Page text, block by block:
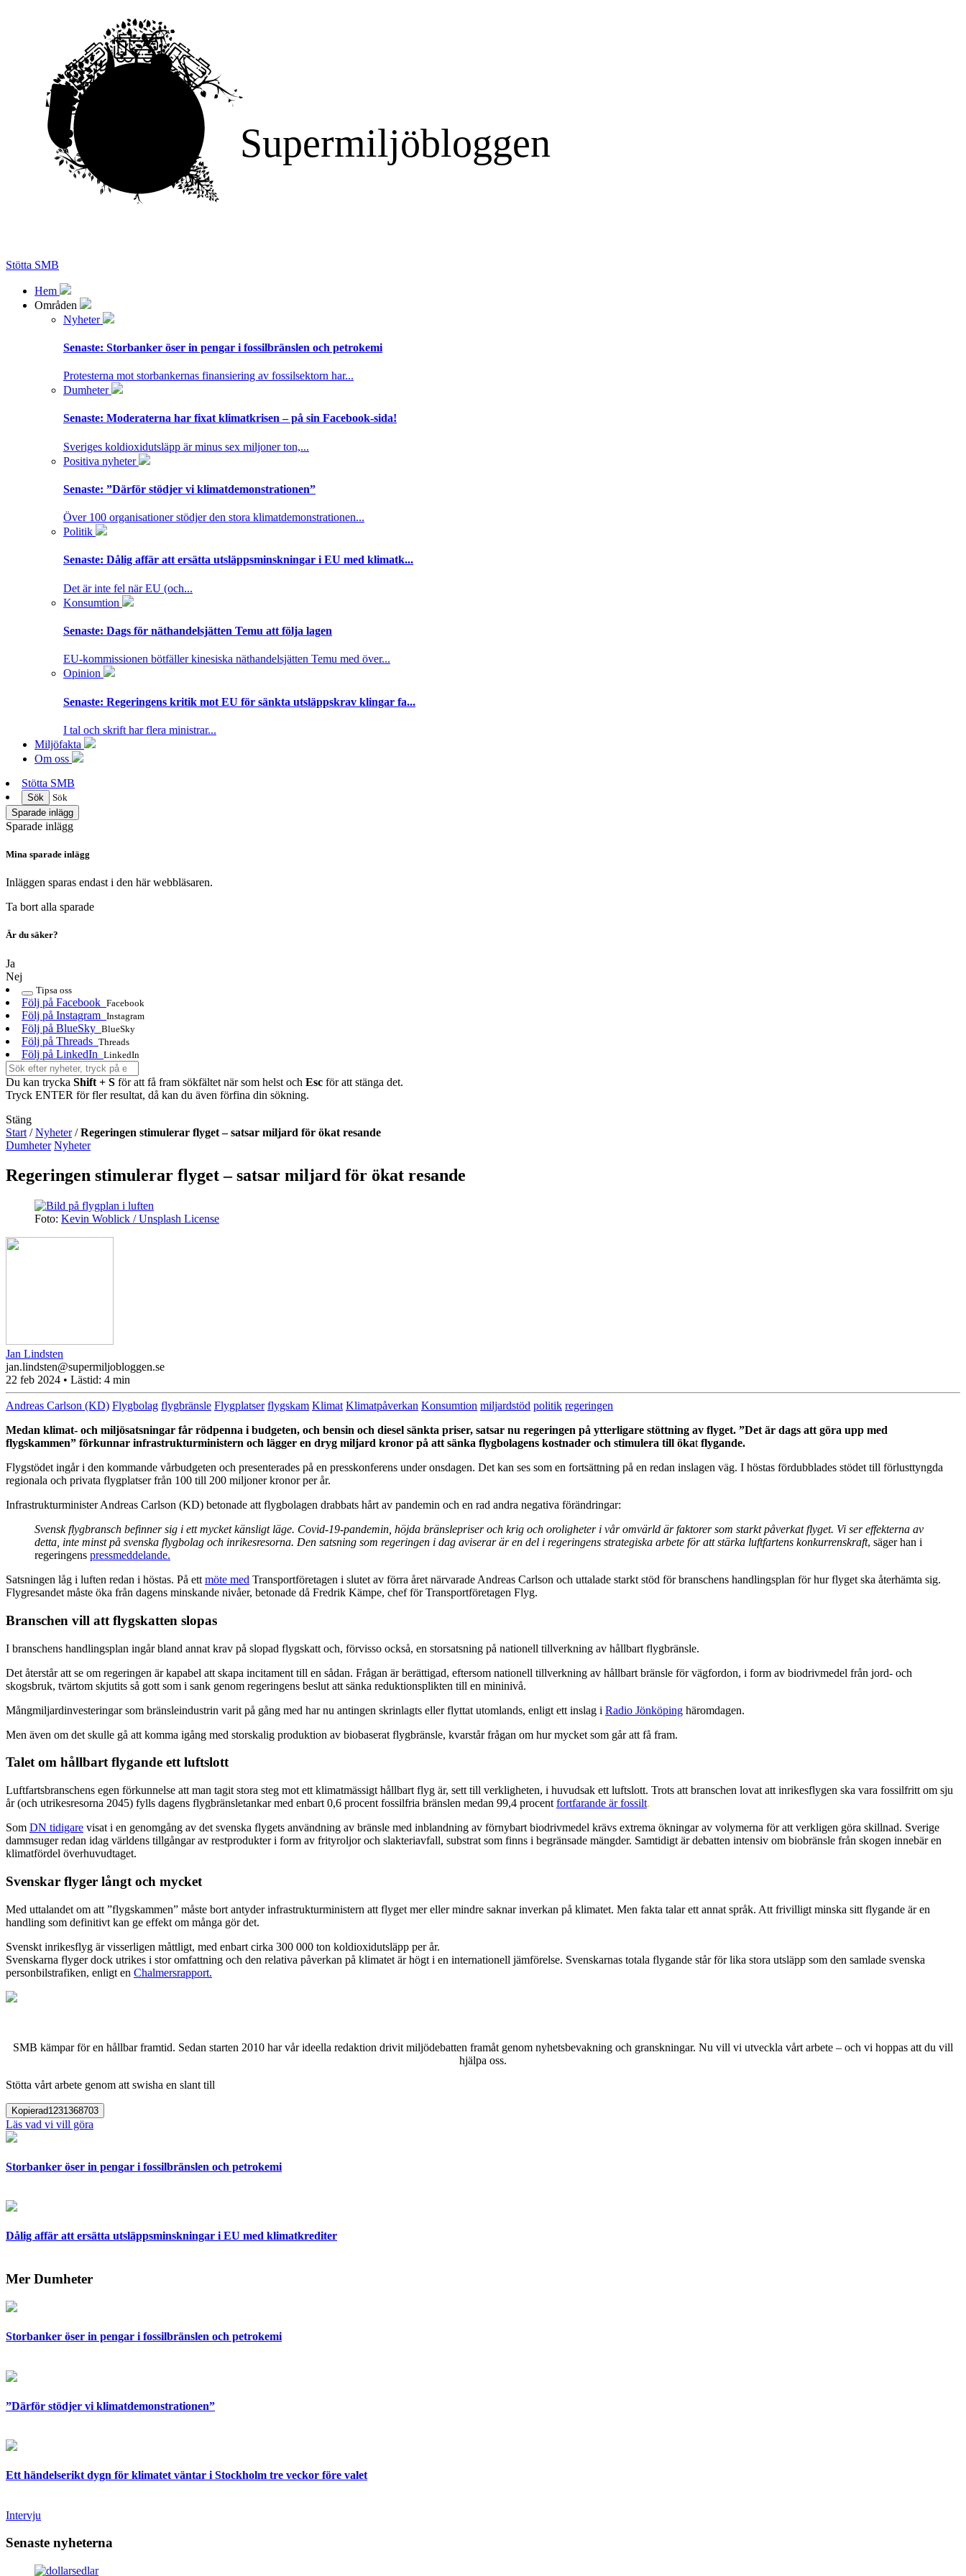
Supermiljöbloggen
Stötta SMB
Hem
Områden
Nyheter
Senaste: Storbanker öser in pengar i fossilbränslen och petrokemi
Protesterna mot storbankernas finansiering av fossilsektorn har...
Dumheter
Senaste: Moderaterna har fixat klimatkrisen – på sin Facebook-sida!
Sveriges koldioxidutsläpp är minus sex miljoner ton,...
Positiva nyheter
Senaste: ”Därför stödjer vi klimatdemonstrationen”
Över 100 organisationer stödjer den stora klimatdemonstrationen...
Politik
Senaste: Dålig affär att ersätta utsläppsminskningar i EU med klimatk...
Det är inte fel när EU (och...
Konsumtion
Senaste: Dags för näthandelsjätten Temu att följa lagen
EU-kommissionen bötfäller kinesiska näthandelsjätten Temu med över...
Opinion
Senaste: Regeringens kritik mot EU för sänkta utsläppskrav klingar fa...
I tal och skrift har flera ministrar...
Miljöfakta
Om oss
Stötta SMB
Sök
Sök
Sparade inlägg
Sparade inlägg
Mina sparade inlägg
Inläggen sparas endast i den här webbläsaren.
Ta bort alla sparade
Är du säker?
Ja
Nej
Tipsa oss
Följ på Facebook Facebook
Följ på Instagram Instagram
Följ på BlueSky BlueSky
Följ på Threads Threads
Följ på LinkedIn LinkedIn
Du kan trycka Shift + S för att få fram sökfältet när som helst och Esc för att stänga det.
Tryck ENTER för fler resultat, då kan du även förfina din sökning.
Stäng
Start /Nyheter/Regeringen stimulerar flyget – satsar miljard för ökat resande
Dumheter Nyheter
Regeringen stimulerar flyget – satsar miljard för ökat resande
Foto: Kevin Woblick / Unsplash License
Jan Lindsten
jan.lindsten@supermiljobloggen.se
22 feb 2024 • Lästid: 4 min
Andreas Carlson (KD) Flygbolag flygbränsle Flygplatser flygskam Klimat Klimatpåverkan Konsumtion miljardstöd politik regeringen
Medan klimat- och miljösatsningar får rödpenna i budgeten, och bensin och diesel sänkta priser, satsar nu regeringen på ytterligare stöttning av flyget. ”Det är dags att göra upp med
flygskammen” förkunnar infrastrukturministern och lägger en dryg miljard kronor på att sänka flygbolagens kostnader och stimulera till ökat flygande.
Flygstödet ingår i den kommande vårbudgeten och presenterades på en presskonferens under onsdagen. Det kan ses som en fortsättning på en redan inslagen väg. I höstas fördubblades stödet till förlusttyngda
regionala och privata flygplatser från 100 till 200 miljoner kronor per år.
Infrastrukturminister Andreas Carlson (KD) betonade att flygbolagen drabbats hårt av pandemin och en rad andra negativa förändringar:
Svensk flygbransch befinner sig i ett mycket känsligt läge. Covid-19-pandemin, höjda bränslepriser och krig och oroligheter i vår omvärld är faktorer som starkt påverkat flyget. Vi ser effekterna av
detta, inte minst på svenska flygbolag och inrikesresorna. Den satsning som regeringen i dag aviserar är en del i regeringens strategiska arbete för att stärka luftfartens konkurrenskraft, säger han i
regeringens pressmeddelande.
Satsningen låg i luften redan i höstas. På ett möte med Transportföretagen i slutet av förra året närvarade Andreas Carlson och uttalade starkt stöd för branschens handlingsplan för hur flyget ska återhämta sig.
Flygresandet måste öka från dagens minskande nivåer, betonade då Fredrik Kämpe, chef för Transportföretagen Flyg.
Branschen vill att flygskatten slopas
I branschens handlingsplan ingår bland annat krav på slopad flygskatt och, förvisso också, en storsatsning på nationell tillverkning av hållbart flygbränsle.
Det återstår att se om regeringen är kapabel att skapa incitament till en sådan. Frågan är berättigad, eftersom nationell tillverkning av hållbart bränsle för vägfordon, i form av biodrivmedel från jord- och
skogsbruk, tvärtom skjutits så gott som i sank genom regeringens beslut att sänka reduktionsplikten till en mininivå.
Mångmiljardinvesteringar som bränsleindustrin varit på gång med har nu antingen skrinlagts eller flyttat utomlands, enligt ett inslag i Radio Jönköping häromdagen.
Men även om det skulle gå att komma igång med storskalig produktion av biobaserat flygbränsle, kvarstår frågan om hur mycket som går att få fram.
Talet om hållbart flygande ett luftslott
Luftfartsbranschens egen förkunnelse att man tagit stora steg mot ett klimatmässigt hållbart flyg är, sett till verkligheten, i huvudsak ett luftslott. Trots att branschen lovat att inrikesflygen ska vara fossilfritt om sju
år (och utrikesresorna 2045) fylls dagens flygbränsletankar med enbart 0,6 procent fossilfria bränslen medan 99,4 procent fortfarande är fossilt.
Som DN tidigare visat i en genomgång av det svenska flygets användning av bränsle med inblandning av förnybart biodrivmedel krävs extrema ökningar av volymerna för att verkligen göra skillnad. Sverige
dammsuger redan idag världens tillgångar av restprodukter i form av frityroljor och slakteriavfall, substrat som finns i begränsade mängder. Samtidigt är debatten intensiv om biobränsle från skogen innebär en
klimatfördel överhuvudtaget.
Svenskar flyger långt och mycket
Med uttalandet om att ”flygskammen” måste bort antyder infrastrukturministern att flyget mer eller mindre saknar inverkan på klimatet. Men fakta talar ett annat språk. Att frivilligt minska sitt flygande är en
handling som definitivt kan ge effekt om många gör det.
Svenskt inrikesflyg är visserligen måttligt, med enbart cirka 300 000 ton koldioxidutsläpp per år.
Svenskarna flyger dock utrikes i stor omfattning och den relativa påverkan på klimatet är högt i en internationell jämförelse. Svenskarnas totala flygande står för lika stora utsläpp som den samlade svenska
personbilstrafiken, enligt en Chalmersrapport.
SMB kämpar för en hållbar framtid. Sedan starten 2010 har vår ideella redaktion drivit miljödebatten framåt genom nyhetsbevakning och granskningar. Nu vill vi utveckla vårt arbete – och vi hoppas att du vill
hjälpa oss.
Stötta vårt arbete genom att swisha en slant till
Kopierad1231368703
Läs vad vi vill göra
Storbanker öser in pengar i fossilbränslen och petrokemi
Dålig affär att ersätta utsläppsminskningar i EU med klimatkrediter
Mer Dumheter
Storbanker öser in pengar i fossilbränslen och petrokemi
”Därför stödjer vi klimatdemonstrationen”
Ett händelserikt dygn för klimatet väntar i Stockholm tre veckor före valet
Intervju
Senaste nyheterna